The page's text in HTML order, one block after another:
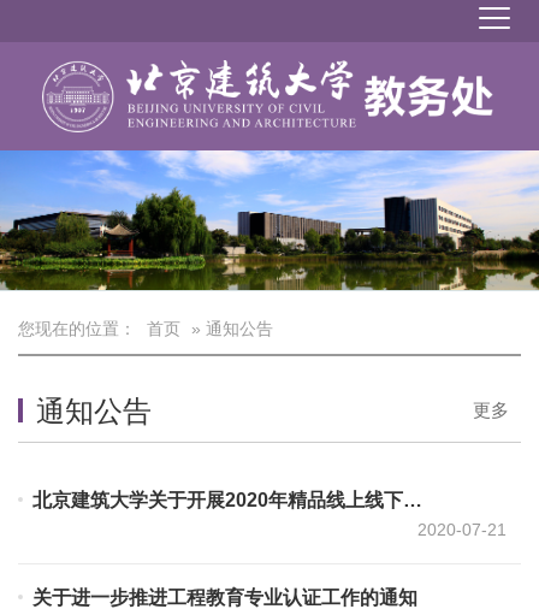
您现在的位置： 首页 » 通知公告
更多
通知公告
北京建筑大学关于开展2020年精品线上线下混合课程认定工作的通知
2020-07-21
关于进一步推进工程教育专业认证工作的通知